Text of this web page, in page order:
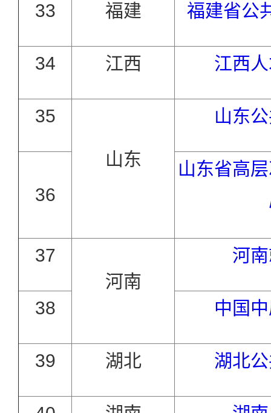
33 福建 福建省公
34 江西 江西
35
山东
山东
36
山东省高
37
河南
河
38 中国
39 湖北 湖北